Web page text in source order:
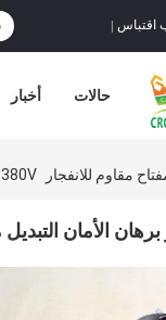
اقتباس
أخبار حالات
مقاوم للانفجار 380V انفجار برهان الأمان التبديل منطقة الضميمة 1